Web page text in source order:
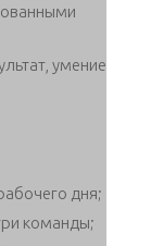
умение
дня;
команды;